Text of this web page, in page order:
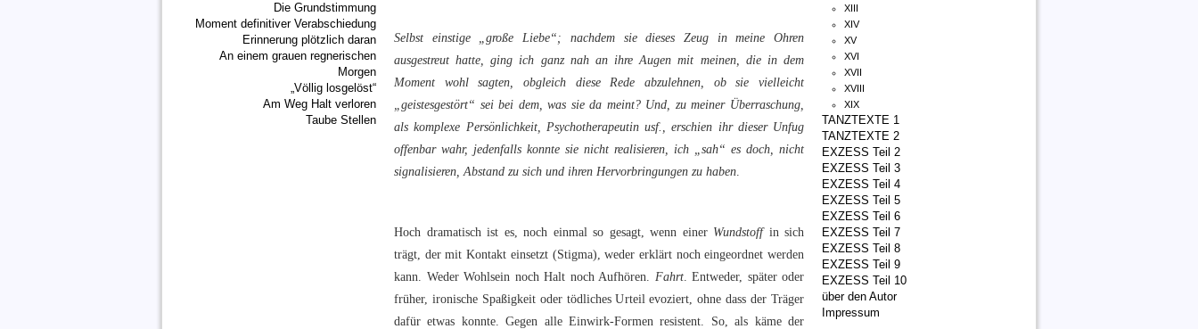
Die Grundstimmung
Moment definitiver Verabschiedung
Erinnerung plötzlich daran
An einem grauen regnerischen
Morgen
„Völlig losgelöst“
Am Weg Halt verloren
Taube Stellen
Selbst einstige „große Liebe“; nachdem sie dieses Zeug in meine Ohren
ausgestreut hatte, ging ich ganz nah an ihre Augen mit meinen, die in dem
Moment wohl sagten, obgleich diese Rede abzulehnen, ob sie vielleicht
„geistesgestört“ sei bei dem, was sie da meint? Und, zu meiner Überraschung,
als komplexe Persönlichkeit, Psychotherapeutin usf., erschien ihr dieser Unfug
offenbar wahr, jedenfalls konnte sie nicht realisieren, ich „sah“ es doch, nicht
signalisieren, Abstand zu sich und ihren Hervorbringungen zu haben
Hoch dramatisch ist es, noch einmal so gesagt, wenn einer Wundstoffin sich
trägt, der mit Kontakt einsetzt (Stigma), weder erklärt noch eingeordnet werden
kann. Weder Wohlsein noch Halt noch Aufhören. Fahrt. Entweder, später oder
früher, ironische Spaßigkeit oder tödliches Urteil evoziert, ohne dass der Träger
dafür etwas konnte. Gegen alle Einwirk-Formen resistent. So, als käme der
XIII
XIV
XV
XVI
XVII
XVIII
XIX
TANZTEXTE 1
TANZTEXTE 2
EXZESS Teil 2
EXZESS Teil 3
EXZESS Teil 4
EXZESS Teil 5
EXZESS Teil 6
EXZESS Teil 7
EXZESS Teil 8
EXZESS Teil 9
EXZESS Teil 10
über den Autor
Impressum